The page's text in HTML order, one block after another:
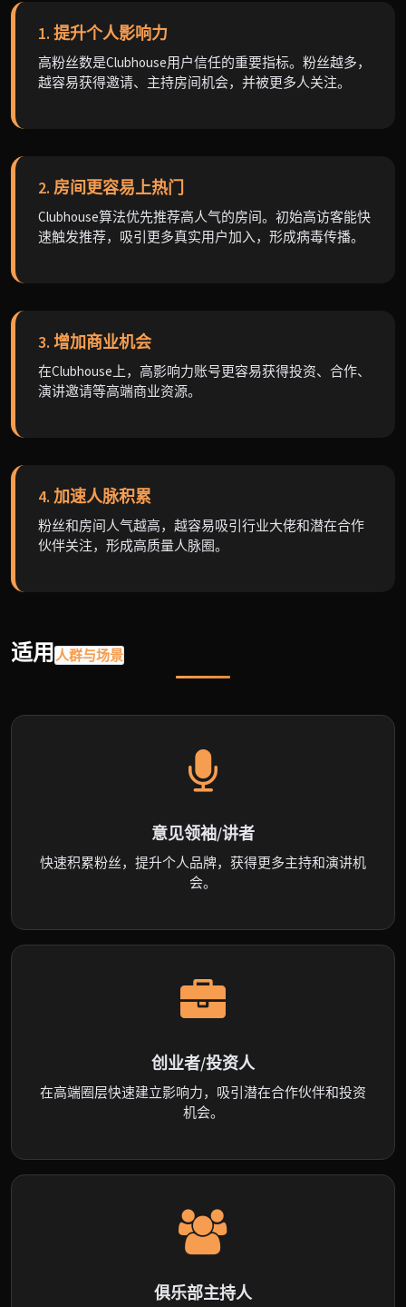
1. 提升个人影响力
高粉丝数是Clubhouse用户信任的重要指标。粉丝越多，
越容易获得邀请、主持房间机会，并被更多人关注。
2. 房间更容易上热门
Clubhouse算法优先推荐高人气的房间。初始高访客能快
速触发推荐，吸引更多真实用户加入，形成病毒传播。
3. 增加商业机会
在Clubhouse上，高影响力账号更容易获得投资、合作、
演讲邀请等高端商业资源。
4. 加速人脉积累
粉丝和房间人气越高，越容易吸引行业大佬和潜在合作
伙伴关注，形成高质量人脉圈。
适用人群与场景
意见领袖/讲者
快速积累粉丝，提升个人品牌，获得更多主持和演讲机
会。
创业者/投资人
在高端圈层快速建立影响力，吸引潜在合作伙伴和投资
机会。
俱乐部主持人